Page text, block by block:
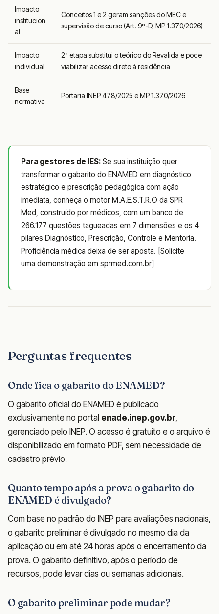
Impacto
institucion
al
Conceitos 1 e 2 geram sanções do MEC e
supervisão de curso (Art. 9º-D, MP 1.370/2026)
Impacto
individual
2ª etapa substitui o teórico do Revalida e pode
viabilizar acesso direto à residência
Base
normativa
Portaria INEP 478/2025 e MP 1.370/2026
Para gestores de IES: Se sua instituição quer
transformar o gabarito do ENAMED em diagnóstico
estratégico e prescrição pedagógica com ação
imediata, conheça o motor M.A.E.S.T.R.O da SPR
Med, construído por médicos, com um banco de
266.177 questões tagueadas em 7 dimensões e os 4
pilares Diagnóstico, Prescrição, Controle e Mentoria.
Proficiência médica deixa de ser aposta. [Solicite
uma demonstração em sprmed.com.br]
Perguntas frequentes
Onde fica o gabarito do ENAMED?
O gabarito oficial do ENAMED é publicado
exclusivamente no portal enade.inep.gov.br,
gerenciado pelo INEP. O acesso é gratuito e o arquivo é
disponibilizado em formato PDF, sem necessidade de
cadastro prévio.
Quanto tempo após a prova o gabarito do
ENAMED é divulgado?
Com base no padrão do INEP para avaliações nacionais,
o gabarito preliminar é divulgado no mesmo dia da
aplicação ou em até 24 horas após o encerramento da
prova. O gabarito definitivo, após o período de
recursos, pode levar dias ou semanas adicionais.
O gabarito preliminar pode mudar?